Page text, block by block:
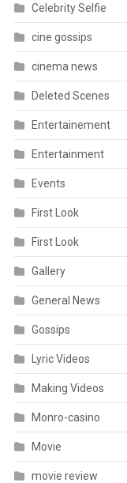
Celebrity Selfie
cine gossips
cinema news
Deleted Scenes
Entertainement
Entertainment
Events
First Look
First Look
Gallery
General News
Gossips
Lyric Videos
Making Videos
Monro-casino
Movie
movie review